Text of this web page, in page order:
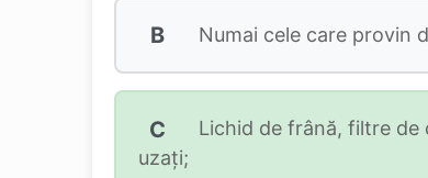
B Numai cele care provin
C
Lichid de frână, filtre de
uzaţi;